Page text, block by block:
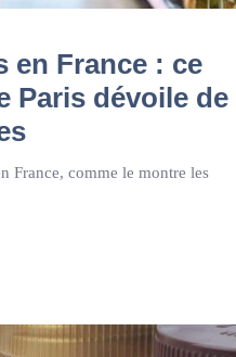
en France : ce
Paris dévoile de
France, comme le montre les